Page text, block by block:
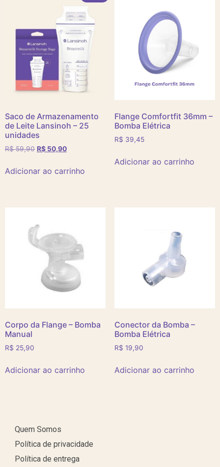
Saco de Armazenamento
de Leite Lansinoh – 25
unidades
R$59,90 R$ 50,90
Adicionar ao carrinho
Flange Comfortfit 36mm –
Bomba Elétrica
R$ 39,45
Adicionar ao carrinho
Corpo da Flange – Bomba
Manual
R$ 25,90
Adicionar ao carrinho
Conector da Bomba –
Bomba Elétrica
R$ 19,90
Adicionar ao carrinho
Quem Somos
Política de privacidade
Política de entrega